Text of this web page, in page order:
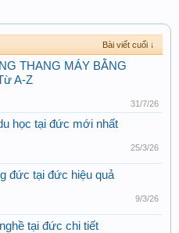
Bài viết cuối ↓
THANG MÁY BẰNG
A-Z
31/7/26
học tại đức mới nhất
25/3/26
đức tại đức hiệu quả
9/3/26
tại đức chi tiết